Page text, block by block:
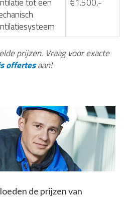
prijzen. Vraag voor exacte
offertesaan!
de prijzen van